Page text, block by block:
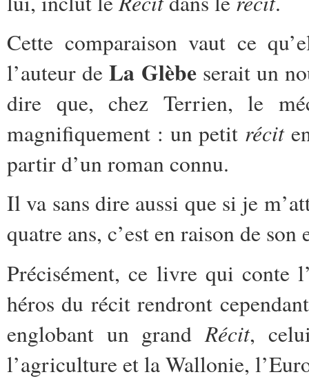
Cette comparaison vaut ce
l’auteur de La Glèbe serait un
dire que, chez Terrien, le
magnifiquement : un petit récit
partir d’un roman connu.
Il va sans dire aussi que si je
quatre ans, c’est en raison de
Précisément, ce livre qui conte
héros du récit rendront
englobant un grandRécit,
l’agriculture et la Wallonie,